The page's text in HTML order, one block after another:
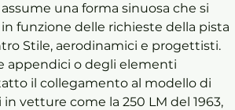
una forma sinuosa che si
funzione delle richieste della pista
Stile, aerodinamici e progettisti.
appendici o degli elementi
il collegamento al modello di
vetture come la 250 LM del 1963,